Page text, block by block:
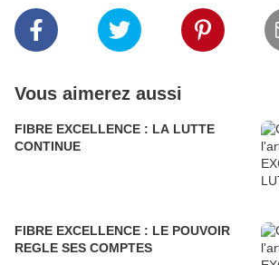
Vous aimerez aussi
FIBRE EXCELLENCE : LA LUTTE
CONTINUE
FIBRE EXCELLENCE : LE POUVOIR
REGLE SES COMPTES